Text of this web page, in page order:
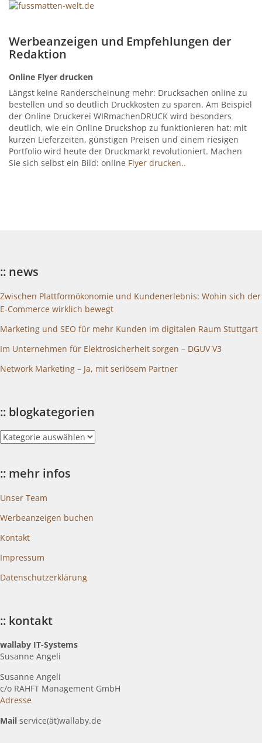
Werbeanzeigen und Empfehlungen der
Redaktion
Online Flyer drucken
Längst keine Randerscheinung mehr: Drucksachen online zu
bestellen und so deutlich Druckkosten zu sparen. Am Beispiel
der Online Druckerei WIRmachenDRUCK wird besonders
deutlich, wie ein Online Druckshop zu funktionieren hat: mit
kurzen Lieferzeiten, günstigen Preisen und einem riesigen
Portfolio wird heute der Druckmarkt revolutioniert. Machen
Sie sich selbst ein Bild: online Flyer drucken..
:: news
Zwischen Plattformökonomie und Kundenerlebnis: Wohin sich der
E-Commerce wirklich bewegt
Marketing und SEO für mehr Kunden im digitalen Raum Stuttgart
Im Unternehmen für Elektrosicherheit sorgen – DGUV V3
Network Marketing – Ja, mit seriösem Partner
:: blogkategorien
::
blogkategorien
:: mehr infos
Unser Team
Werbeanzeigen buchen
Kontakt
Impressum
Datenschutzerklärung
:: kontakt
wallaby IT-Systems
Susanne Angeli
Susanne Angeli
c/o RAHFT Management GmbH
Adresse
Mail service(ät)wallaby.de